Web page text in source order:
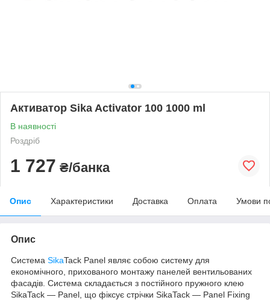
Активатор Sika Activator 100 1000 ml
В наявності
Роздріб
1 727 ₴/банка
Опис Характеристики Доставка Оплата Умови
Опис
Система SikaTack Panel являє собою систему для
економічного, прихованого монтажу панелей вентильованих
фасадів. Система складається з постійного пружного клею
SikaTack — Panel, що фіксує стрічки SikaTack — Panel Fixing